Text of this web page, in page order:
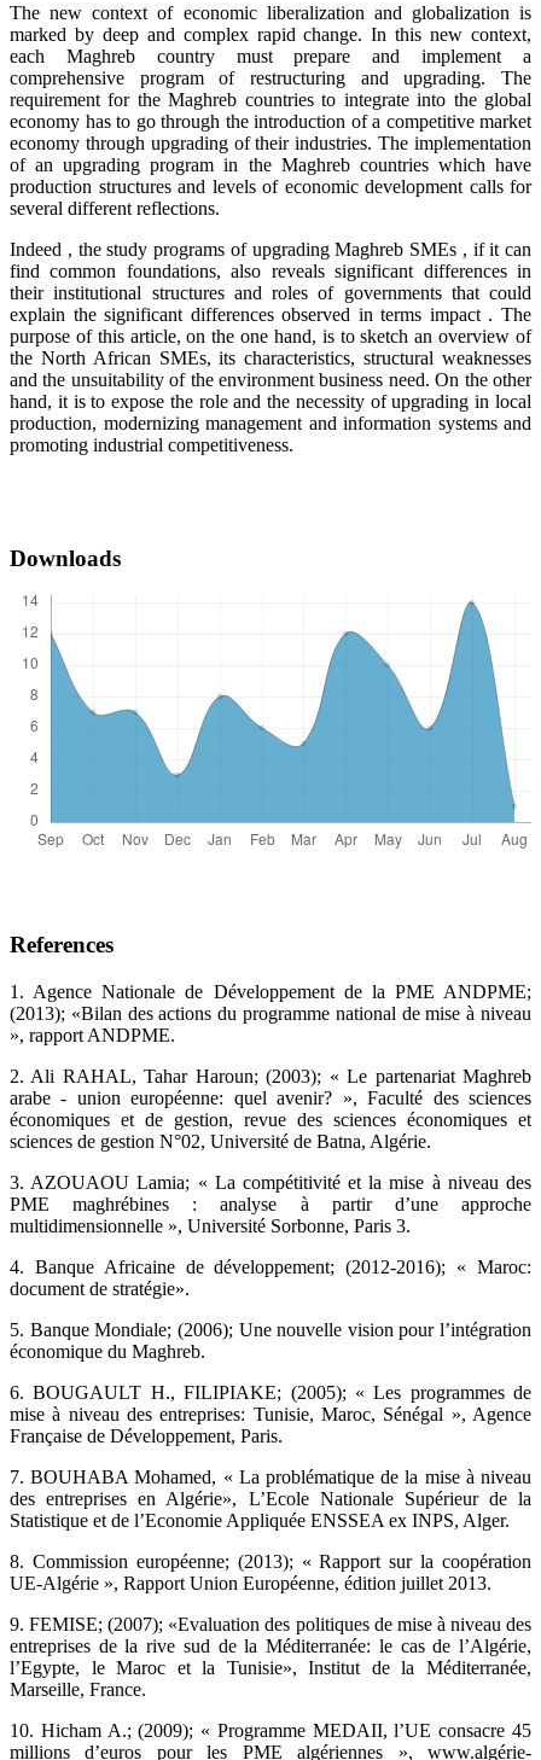
The new context of economic liberalization and globalization is
marked by deep and complex rapid change. In this new context,
each Maghreb country must prepare and implement a
comprehensive program of restructuring and upgrading. The
requirement for the Maghreb countries to integrate into the global
economy has to go through the introduction of a competitive market
economy through upgrading of their industries. The implementation
of an upgrading program in the Maghreb countries which have
production structures and levels of economic development calls for
several different reflections.
Indeed , the study programs of upgrading Maghreb SMEs , if it can
find common foundations, also reveals significant differences in
their institutional structures and roles of governments that could
explain the significant differences observed in terms impact . The
purpose of this article, on the one hand, is to sketch an overview of
the North African SMEs, its characteristics, structural weaknesses
and the unsuitability of the environment business need. On the other
hand, it is to expose the role and the necessity of upgrading in local
production, modernizing management and information systems and
promoting industrial competitiveness.
Downloads
References
‎1.‎ Agence Nationale de Développement de la PME ANDPME;
(2013); «Bilan des actions du ‎programme national de mise à niveau
», rapport ANDPME.‎
‎2.‎ Ali RAHAL, Tahar Haroun; (2003); « Le partenariat Maghreb
arabe - union européenne: quel ‎avenir? », Faculté des sciences
économiques et de gestion, revue des sciences économiques et
‎sciences de gestion N°02, Université de Batna, Algérie.‎
‎3.‎ AZOUAOU Lamia; « La compétitivité et la mise à niveau des
PME maghrébines : analyse à ‎partir d’une approche
multidimensionnelle », Université Sorbonne, Paris 3. ‎
‎4.‎ Banque Africaine de développement; (2012-2016); « Maroc:
document de stratégie».‎
‎5.‎ Banque Mondiale; (2006); Une nouvelle vision pour l’intégration
économique du Maghreb.‎
‎6.‎ BOUGAULT H., FILIPIAKE; (2005); « Les programmes de
mise à niveau des entreprises: ‎Tunisie, Maroc, Sénégal », Agence
Française de Développement, Paris.‎
‎7.‎ BOUHABA Mohamed, « La problématique de la mise à niveau
des entreprises en Algérie», ‎L’Ecole Nationale Supérieur de la
Statistique et de l’Economie Appliquée ENSSEA ex INPS, Alger.‎
‎8.‎ Commission européenne; (2013); « Rapport sur la coopération
UE-Algérie », Rapport Union ‎Européenne, édition juillet 2013.‎
‎9.‎ FEMISE; (2007); «Evaluation des politiques de mise à niveau des
entreprises de la rive sud de la ‎Méditerranée: le cas de l’Algérie,
l’Egypte, le Maroc et la Tunisie», Institut de la Méditerranée,
‎Marseille, France.‎
‎10.‎ Hicham A.; (2009); « Programme MEDAII, l’UE consacre 45
millions d’euros pour les PME ‎algériennes », www.algérie-